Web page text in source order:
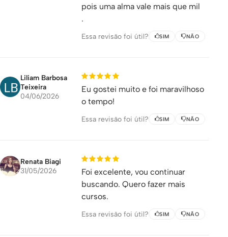
pois uma alma vale mais que mil
.
Essa revisão foi útil? SIM NÃO
Liliam Barbosa
Teixeira
04/06/2026
Eu gostei muito e foi maravilhoso
o tempo!
Essa revisão foi útil? SIM NÃO
Renata Biagi
31/05/2026
Foi excelente, vou continuar
buscando. Quero fazer mais
cursos.
Essa revisão foi útil? SIM NÃO